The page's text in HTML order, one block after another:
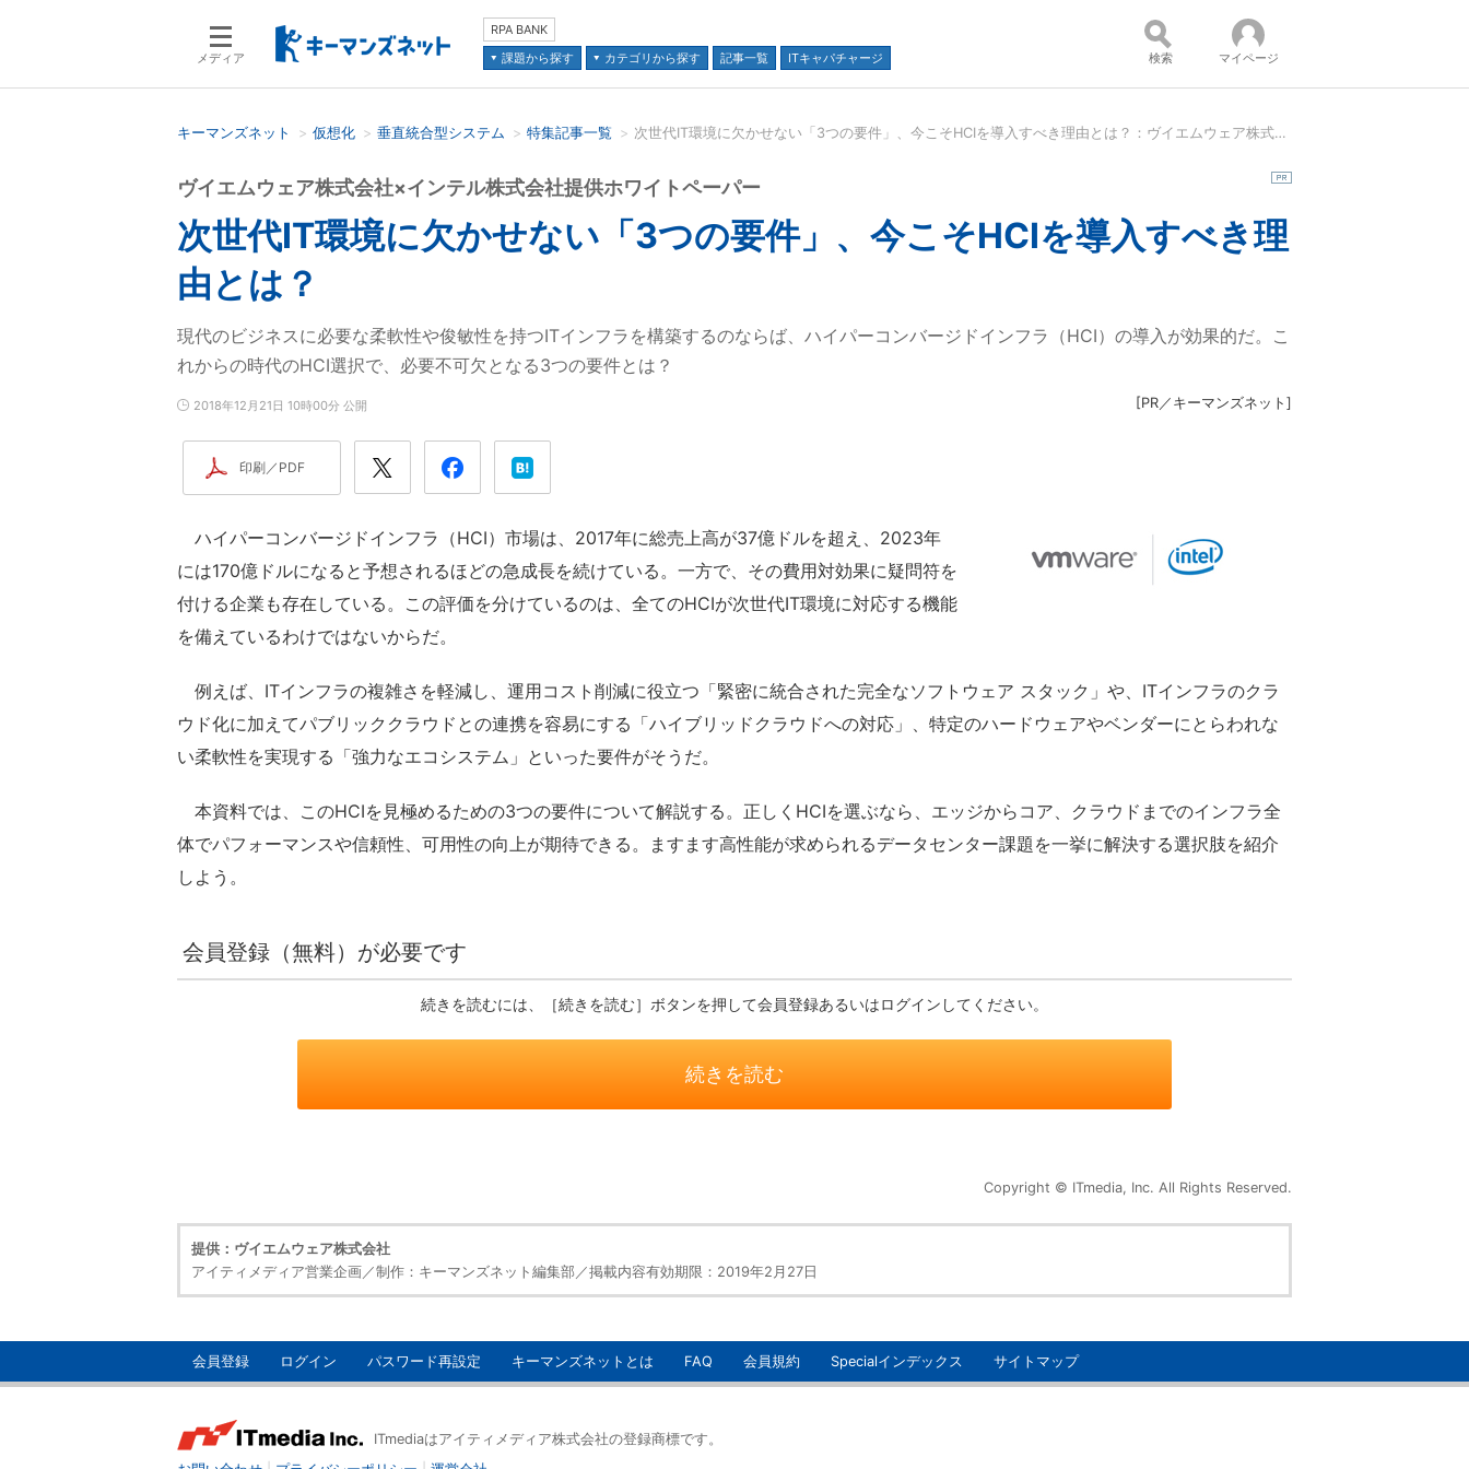
メディア
RPA BANK
課題から探す
カテゴリから探す 記事一覧 ITキャパチャージ 検索 マイページ
キーマンズネット 仮想化 垂直統合型システム 特集記事一覧 次世代IT環境に欠かせない「3つの要件」、今こそHCIを導入すべき理由とは？：ヴイエムウェア株式会社×インテル株式会社提供ホワイトペーパー
次世代IT環境に欠かせない「3つの要件」、今こそHCIを導入すべき理
由とは？
ヴイエムウェア株式会社×インテル株式会社提供ホワイトペーパー
現代のビジネスに必要な柔軟性や俊敏性を持つITインフラを構築するのならば、ハイパーコンバージドインフラ（HCI）の導入が効果的だ。こ
れからの時代のHCI選択で、必要不可欠となる3つの要件とは？
2018年12月21日 10時00分 公開 [PR／キーマンズネット ]
印刷／PDF
ハイパーコンバージドインフラ（HCI）市場は、2017年に総売上高が37億ドルを超え、2023年
には170億ドルになると予想されるほどの急成長を続けている。一方で、その費用対効果に疑問符を
付ける企業も存在している。この評価を分けているのは、全てのHCIが次世代IT環境に対応する機能
を備えているわけではないからだ。
例えば、ITインフラの複雑さを軽減し、運用コスト削減に役立つ「緊密に統合された完全なソフトウェア スタック」や、ITインフラのクラ
ウド化に加えてパブリッククラウドとの連携を容易にする「ハイブリッドクラウドへの対応」、特定のハードウェアやベンダーにとらわれな
い柔軟性を実現する「強力なエコシステム」といった要件がそうだ。
本資料では、このHCIを見極めるための3つの要件について解説する。正しくHCIを選ぶなら、エッジからコア、クラウドまでのインフラ全
体でパフォーマンスや信頼性、可用性の向上が期待できる。ますます高性能が求められるデータセンター課題を一挙に解決する選択肢を紹介
しよう。
会員登録（無料）が必要です
続きを読むには、［続きを読む］ボタンを押して会員登録あるいはログインしてください。
続きを読む
Copyright © ITmedia, Inc. All Rights Reserved.
提供：ヴイエムウェア株式会社
アイティメディア営業企画／制作：キーマンズネット編集部／掲載内容有効期限：2019年2月27日
会員登録 ログイン パスワード再設定 キーマンズネットとは FAQ 会員規約 Specialインデックス サイトマップ
ITmediaはアイティメディア株式会社の登録商標です。